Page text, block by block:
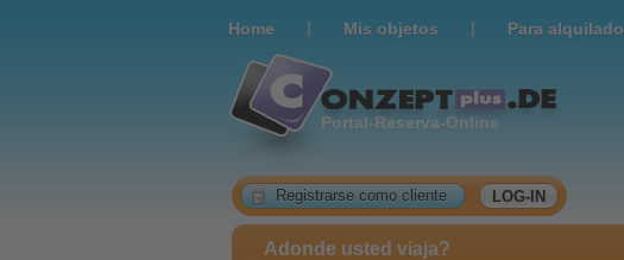
Home | Мis objetos | Para
Portal-Reserva-Online
Registrarse como cliente LOG-IN
Adonde usted viaja?